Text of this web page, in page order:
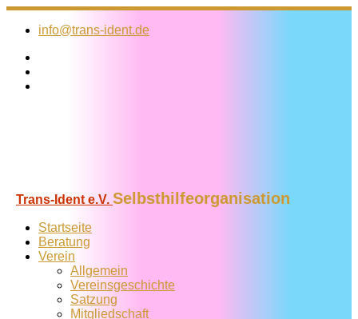
Zum
Inhalt
info@trans-ident.de
Trans-Ident e.V. Selbsthilfeorganisation
Startseite
Beratung
Verein
Allgemein
Vereins­geschichte
Satzung
Mitglied­schaft